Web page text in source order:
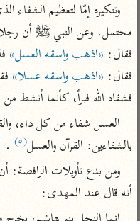
اشترك لتصلك أخبار مشاريعنا
راسلنا
تعليمات•
فقال: «اذهب واسقه العسل»
فقال: «اذهب واسقه عسلا»
فشفاه الله فبرأ، كأنما أنشط
بالشفاءين: القرآن والعسل(٥)
.
أنه قال عند المهدى: